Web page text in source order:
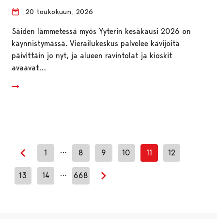
20 toukokuun, 2026
Säiden lämmetessä myös Yyterin kesäkausi 2026 on
käynnistymässä. Vierailukeskus palvelee kävijöitä
päivittäin jo nyt, ja alueen ravintolat ja kioskit
avaavat…
Edellinen sivu
1 … 8 9 10 11 12
13 14 … 668
Seuraava sivu